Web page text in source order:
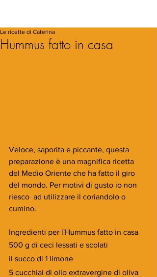
Hummus fatto in casa
Le ricette di Caterina
Veloce, saporita e piccante, questa
preparazione è una magnifica ricetta
del Medio Oriente che ha fatto il giro
del mondo. Per motivi di gusto io non
riesco  ad utilizzare il coriandolo o
cumino.
Ingredienti per l'Hummus fatto in casa
500 g di ceci lessati e scolati
il succo di 1 limone
5 cucchiai di olio extravergine di oliva